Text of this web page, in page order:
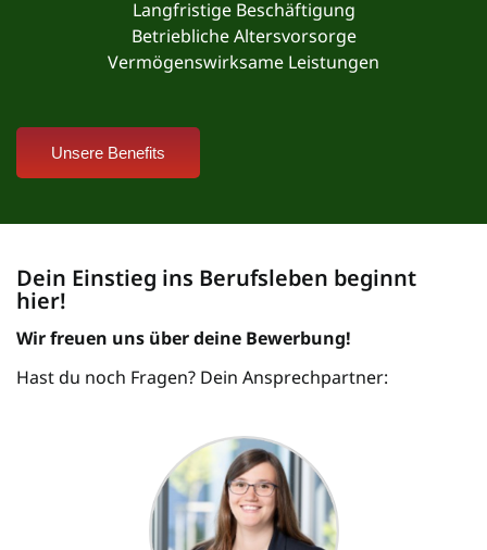
Langfristige Beschäftigung
Betriebliche Altersvorsorge
Vermögenswirksame Leistungen
Unsere Benefits
Dein Einstieg ins Berufsleben beginnt
hier!
Wir freuen uns über deine Bewerbung!
Hast du noch Fragen? Dein Ansprechpartner: